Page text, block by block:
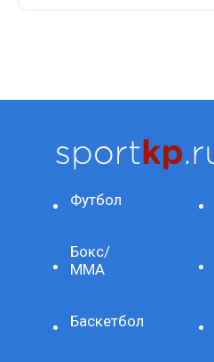
Футбол
Бокс/
ММА
Баскетбол